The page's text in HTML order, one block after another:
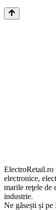
ElectroRetail.ro
electronice,
marile reţele de
industrie.
Ne găsești și